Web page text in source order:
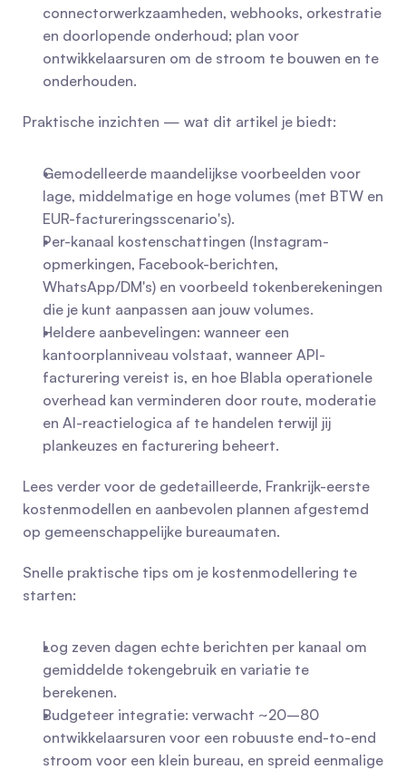
connectorwerkzaamheden, webhooks, orkestratie
en doorlopende onderhoud; plan voor
ontwikkelaarsuren om de stroom te bouwen en te
onderhouden.
Praktische inzichten — wat dit artikel je biedt:
Gemodelleerde maandelijkse voorbeelden voor
lage, middelmatige en hoge volumes (met BTW en
EUR-factureringsscenario's).
Per-kanaal kostenschattingen (Instagram-
opmerkingen, Facebook-berichten,
WhatsApp/DM's) en voorbeeld tokenberekeningen
die je kunt aanpassen aan jouw volumes.
Heldere aanbevelingen: wanneer een
kantoorplanniveau volstaat, wanneer API-
facturering vereist is, en hoe Blabla operationele
overhead kan verminderen door route, moderatie
en AI-reactielogica af te handelen terwijl jij
plankeuzes en facturering beheert.
Lees verder voor de gedetailleerde, Frankrijk-eerste
kostenmodellen en aanbevolen plannen afgestemd
op gemeenschappelijke bureaumaten.
Snelle praktische tips om je kostenmodellering te
starten:
Log zeven dagen echte berichten per kanaal om
gemiddelde tokengebruik en variatie te
berekenen.
Budgeteer integratie: verwacht ~20–80
ontwikkelaarsuren voor een robuuste end-to-end
stroom voor een klein bureau, en spreid eenmalige